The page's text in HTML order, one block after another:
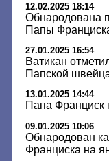
12.02.2025 18:14
Обнародована
Папы
27.01.2025 16:54
Ватикан
Папской
13.01.2025 14:44
Папа Франциск
09.01.2025 10:06
Обнародован
Франциска на